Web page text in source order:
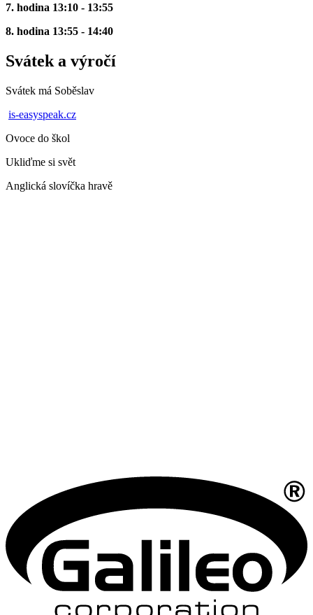
7. hodina 13:10 - 13:55
8. hodina 13:55 - 14:40
Svátek a výročí
Svátek má Soběslav
is-easyspeak.cz
Ovoce do škol
Ukliďme si svět
Anglická slovíčka hravě